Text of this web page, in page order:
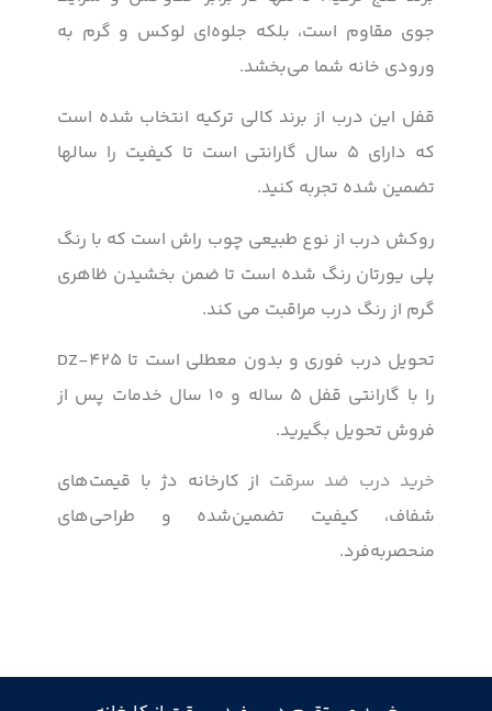
جوی مقاوم است، بلکه جلوه‌ای لوکس و گرم به
ورودی خانه شما می‌بخشد.
قفل این درب از برند کالی ترکیه انتخاب شده است
که دارای ۵ سال گارانتی است تا کیفیت را سالها
تضمین شده تجربه کنید.
روکش درب از نوع طبیعی چوب راش است که با رنگ
پلی یورتان رنگ شده است تا ضمن بخشیدن ظاهری
گرم از رنگ درب مراقبت می کند.
تحویل درب فوری و بدون معطلی است تا DZ-425
را با گارانتی قفل ۵ ساله و ۱۰ سال خدمات پس از
فروش تحویل بگیرید.
خرید درب ضد سرقت از کارخانه دژ با قیمت‌های
شفاف، کیفیت تضمین‌شده و طراحی‌های
منحصر‌به‌فرد.